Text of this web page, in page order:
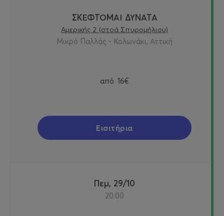
ΣΚΕΦΤΟΜΑΙ ΔΥΝΑΤΑ
Αμερικής 2 (στοά Σπυρομήλιου)
Μικρό Παλλάς - Κολωνάκι, Αττική
από 16€
Εισιτήρια
Πεμ, 29/10
20:00